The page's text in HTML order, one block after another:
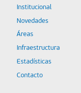
Institucional
Novedades
Áreas
Infraestructura
Estadísticas
Contacto